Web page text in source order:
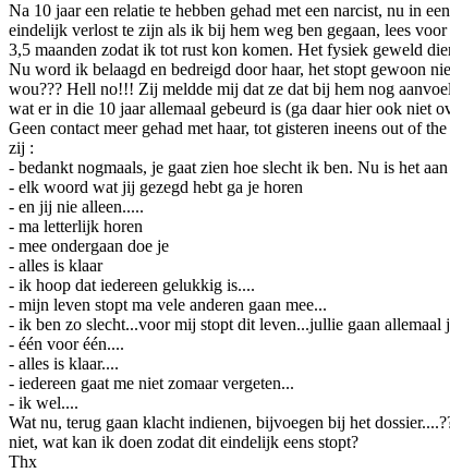
Na 10 jaar een relatie te hebben gehad met een narcist, nu in
eindelijk verlost te zijn als ik bij hem weg ben gegaan, lees
3,5 maanden zodat ik tot rust kon komen. Het fysiek geweld
Nu word ik belaagd en bedreigd door haar, het stopt gewoon
wou??? Hell no!!! Zij meldde mij dat ze dat bij hem nog
wat er in die 10 jaar allemaal gebeurd is (ga daar hier ook niet
Geen contact meer gehad met haar, tot gisteren ineens out of
zij :
- bedankt nogmaals, je gaat zien hoe slecht ik ben. Nu is het
- elk woord wat jij gezegd hebt ga je horen
- en jij nie alleen.....
- ma letterlijk horen
- mee ondergaan doe je
- alles is klaar
- ik hoop dat iedereen gelukkig is....
- mijn leven stopt ma vele anderen gaan mee...
- ik ben zo slecht...voor mij stopt dit leven...jullie gaan allemaal
- één voor één....
- alles is klaar....
- iedereen gaat me niet zomaar vergeten...
- ik wel....
Wat nu, terug gaan klacht indienen, bijvoegen bij het
niet, wat kan ik doen zodat dit eindelijk eens stopt?
Thx